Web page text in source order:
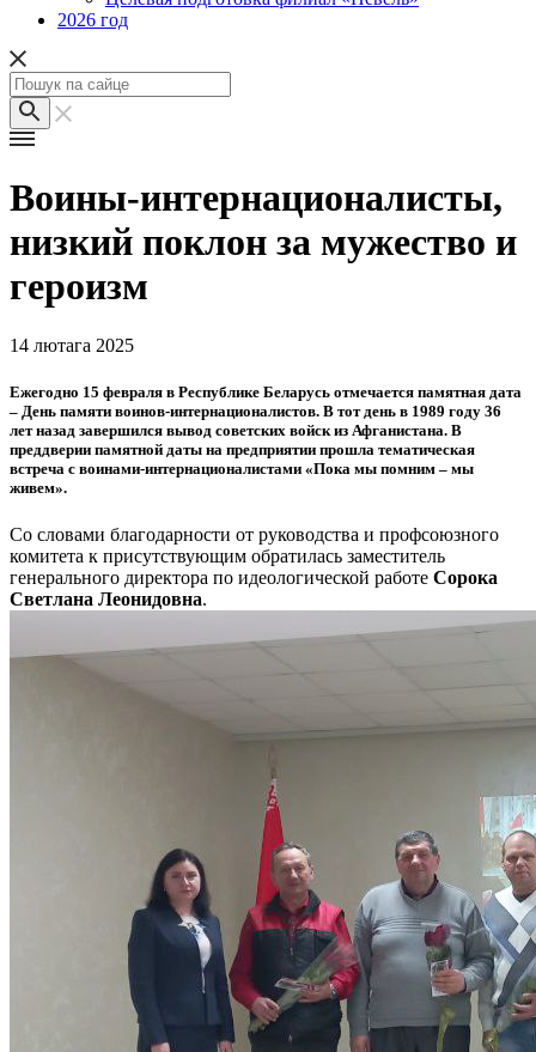
2026 год
Воины-интернационалисты,
низкий поклон за мужество и
героизм
14 лютага 2025
Ежегодно 15 февраля в Республике Беларусь отмечается памятная дата
– День памяти воинов-интернационалистов. В тот день в 1989 году 36
лет назад завершился вывод советских войск из Афганистана. В
преддверии памятной даты на предприятии прошла тематическая
встреча с воинами-интернационалистами «Пока мы помним – мы
живем».
Со словами благодарности от руководства и профсоюзного
комитета к присутствующим обратилась заместитель
генерального директора по идеологической работе Сорока
Светлана Леонидовна.